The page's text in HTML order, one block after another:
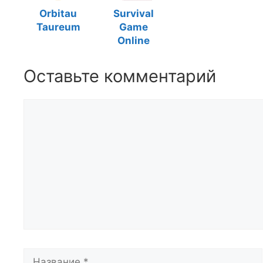
Orbitau
Taureum
Survival
Game
Online
Оставьте комментарий
Название